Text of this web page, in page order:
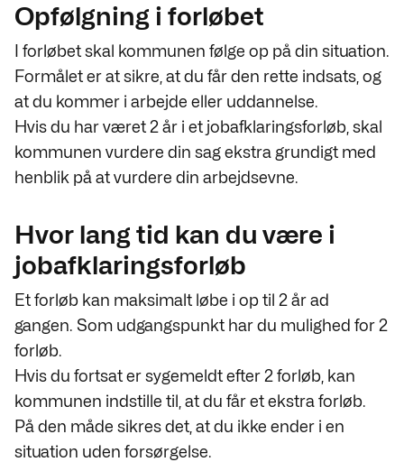
Opfølgning i forløbet
I forløbet skal kommunen følge op på din situation.
Formålet er at sikre, at du får den rette indsats, og
at du kommer i arbejde eller uddannelse.
Hvis du har været 2 år i et jobafklaringsforløb, skal
kommunen vurdere din sag ekstra grundigt med
henblik på at vurdere din arbejdsevne.
Hvor lang tid kan du være i
jobafklaringsforløb
Et forløb kan maksimalt løbe i op til 2 år ad
gangen. Som udgangspunkt har du mulighed for 2
forløb.
Hvis du fortsat er sygemeldt efter 2 forløb, kan
kommunen indstille til, at du får et ekstra forløb.
På den måde sikres det, at du ikke ender i en
situation uden forsørgelse.